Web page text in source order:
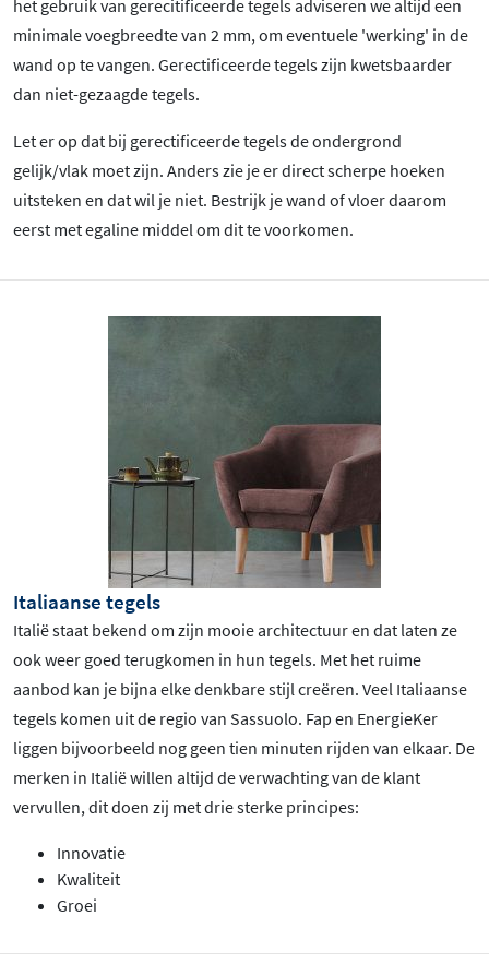
het gebruik van gerecitificeerde tegels adviseren we altijd een
minimale voegbreedte van 2 mm, om eventuele 'werking' in de
wand op te vangen. Gerectificeerde tegels zijn kwetsbaarder
dan niet-gezaagde tegels.
Let er op dat bij gerectificeerde tegels de ondergrond
gelijk/vlak moet zijn. Anders zie je er direct scherpe hoeken
uitsteken en dat wil je niet. Bestrijk je wand of vloer daarom
eerst met egaline middel om dit te voorkomen.
Italiaanse tegels
Italië staat bekend om zijn mooie architectuur en dat laten ze
ook weer goed terugkomen in hun tegels. Met het ruime
aanbod kan je bijna elke denkbare stijl creëren. Veel Italiaanse
tegels komen uit de regio van Sassuolo. Fap en EnergieKer
liggen bijvoorbeeld nog geen tien minuten rijden van elkaar. De
merken in Italië willen altijd de verwachting van de klant
vervullen, dit doen zij met drie sterke principes:
Innovatie
Kwaliteit
Groei